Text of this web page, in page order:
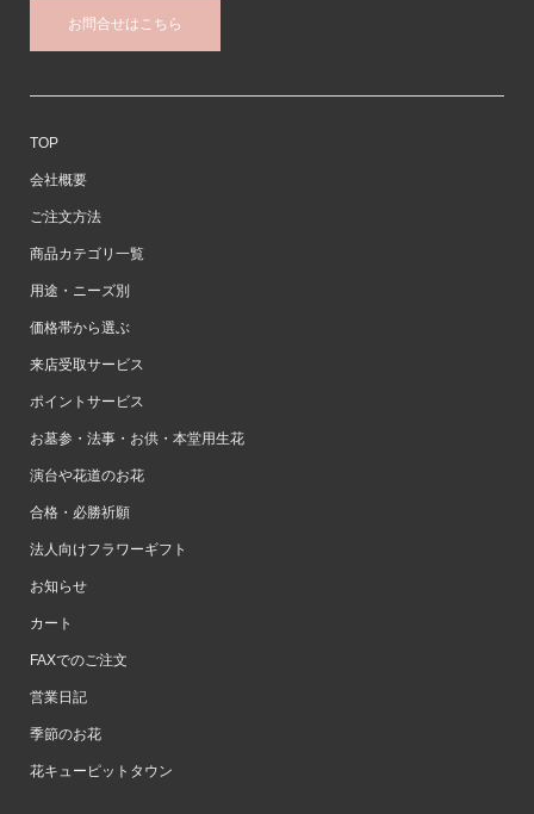
お問合せはこちら
TOP
会社概要
ご注文方法
商品カテゴリ一覧
用途・ニーズ別
価格帯から選ぶ
来店受取サービス
ポイントサービス
お墓参・法事・お供・本堂用生花
演台や花道のお花
合格・必勝祈願
法人向けフラワーギフト
お知らせ
カート
FAXでのご注文
営業日記
季節のお花
花キューピットタウン